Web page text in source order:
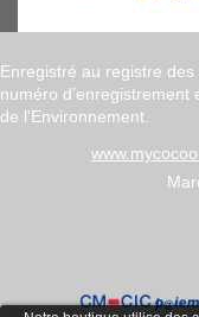
Enregistré au registre
numéro d’enregistrement
de l'Environnement.